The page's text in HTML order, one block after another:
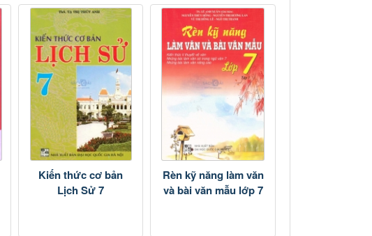
Kiến thức cơ bản
Lịch Sử 7
Rèn kỹ năng làm văn
và bài văn mẫu lớp 7